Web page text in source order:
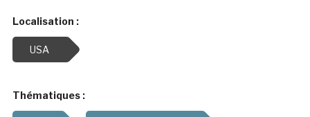
Localisation :
USA
Thématiques :